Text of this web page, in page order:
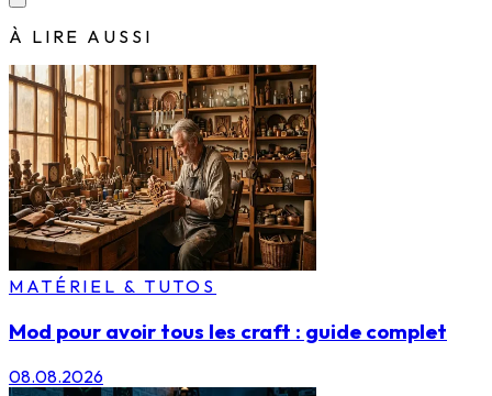
À LIRE AUSSI
MATÉRIEL & TUTOS
Mod pour avoir tous les craft : guide complet
08.08.2026